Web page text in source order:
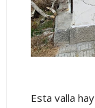
Esta valla